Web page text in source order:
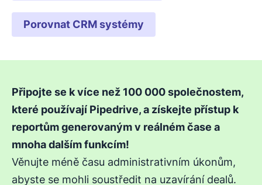
Porovnat CRM systémy
Připojte se k více než 100 000 společnostem,
které používají Pipedrive, a získejte přístup k
reportům generovaným v reálném čase a
mnoha dalším funkcím!
Věnujte méně času administrativním úkonům,
abyste se mohli soustředit na uzavírání dealů.